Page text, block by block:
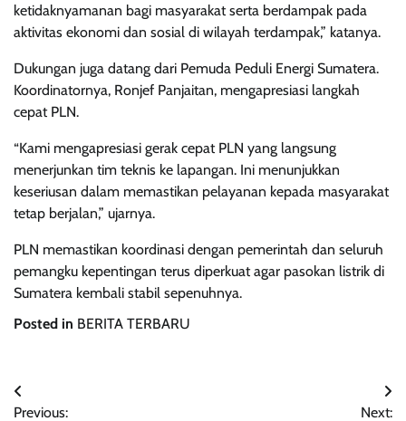
ketidaknyamanan bagi masyarakat serta berdampak pada
aktivitas ekonomi dan sosial di wilayah terdampak,” katanya.
Dukungan juga datang dari Pemuda Peduli Energi Sumatera.
Koordinatornya, Ronjef Panjaitan, mengapresiasi langkah
cepat PLN.
“Kami mengapresiasi gerak cepat PLN yang langsung
menerjunkan tim teknis ke lapangan. Ini menunjukkan
keseriusan dalam memastikan pelayanan kepada masyarakat
tetap berjalan,” ujarnya.
PLN memastikan koordinasi dengan pemerintah dan seluruh
pemangku kepentingan terus diperkuat agar pasokan listrik di
Sumatera kembali stabil sepenuhnya.
Posted in BERITA TERBARU
Navigasi
Previous: Next: